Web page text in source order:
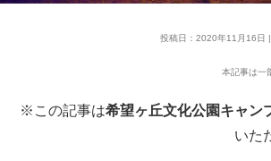
投稿日：2020年11月16日
本記事は一
※この記事は希望ヶ丘文化公園キャン
いた